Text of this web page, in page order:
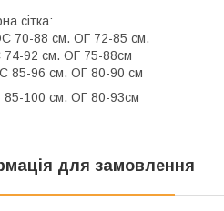
сітка:
70-88 см. ОГ 72-85 см.
92 см. ОГ 75-88см
85-96 см. ОГ 80-90 см
85-100 см. ОГ 80-93см
для замовлення